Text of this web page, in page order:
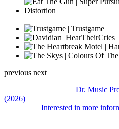
previous next
Dr. Music
(2026)
Interested in more